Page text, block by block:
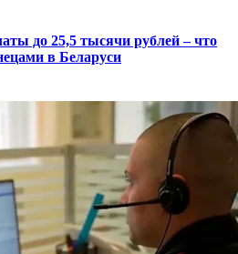
до 25,5 тысячи рублей – что
в Беларуси